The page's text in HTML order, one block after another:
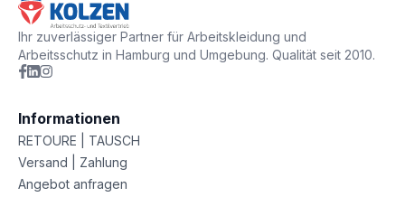
Ihr zuverlässiger Partner für Arbeitskleidung und
Arbeitsschutz in Hamburg und Umgebung. Qualität seit 2010.
Informationen
RETOURE | TAUSCH
Versand | Zahlung
Angebot anfragen